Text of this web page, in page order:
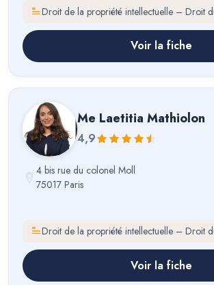
Droit de la propriété intellectuelle – Droit
Voir la fiche
Me Laetitia Mathiolon
4,9
4 bis rue du colonel Moll
75017 Paris
Droit de la propriété intellectuelle – Droit
Voir la fiche